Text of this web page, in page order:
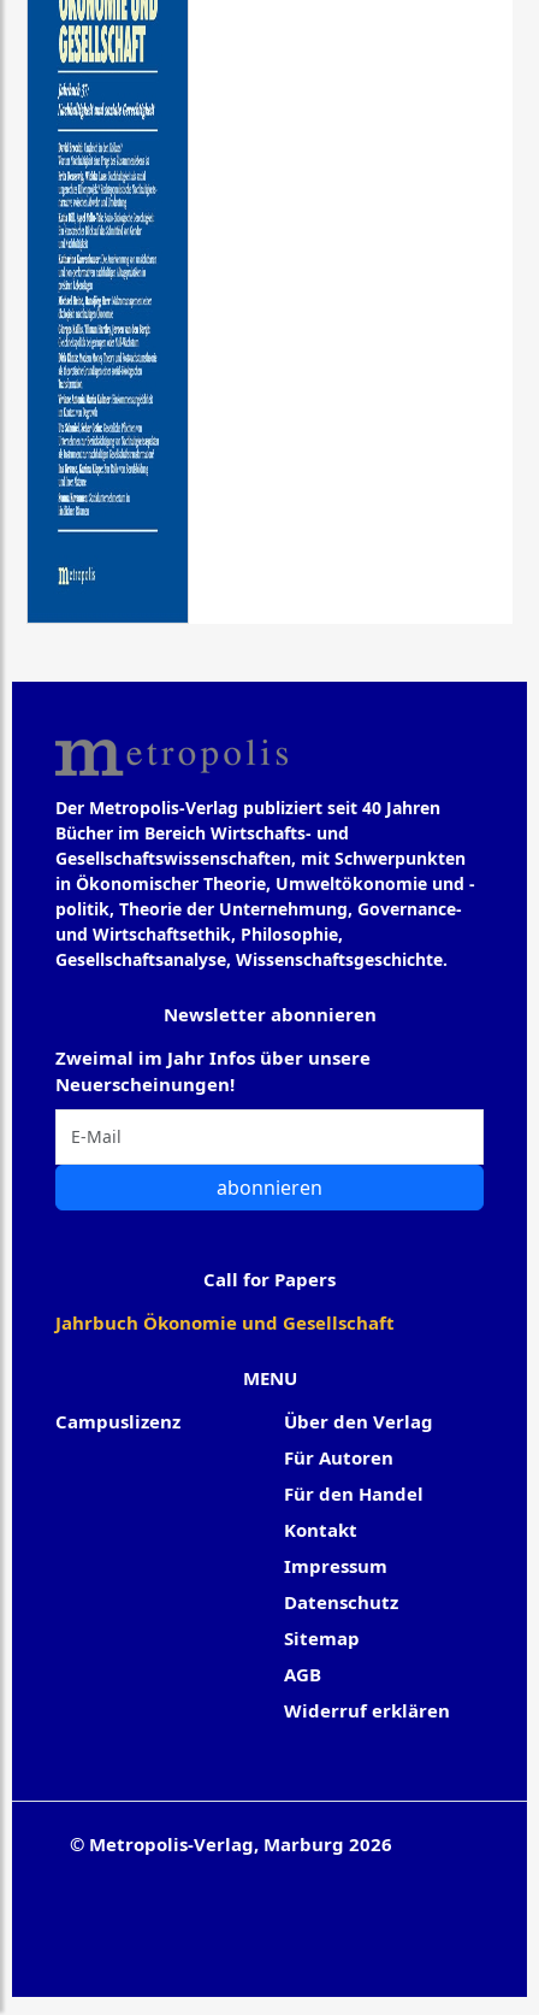
Der Metropolis-Verlag publiziert seit 40 Jahren
Bücher im Bereich Wirtschafts- und
Gesellschaftswissenschaften, mit Schwerpunkten
in Ökonomischer Theorie, Umweltökonomie und -
politik, Theorie der Unternehmung, Governance-
und Wirtschaftsethik, Philosophie,
Gesellschaftsanalyse, Wissenschaftsgeschichte.
MENU
Campuslizenz
Über den Verlag
Für Autoren
Für den Handel
Kontakt
Impressum
Datenschutz
Sitemap
AGB
Widerruf erklären
Newsletter abonnieren
Zweimal im Jahr Infos über unsere
Neuerscheinungen!
abonnieren
Call for Papers
Jahrbuch Ökonomie und Gesellschaft
© Metropolis-Verlag, Marburg 2026